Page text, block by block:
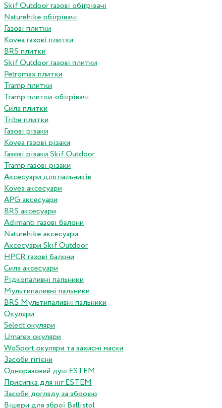
Skif Outdoor газові обігрівачі
Naturehike обігрівачі
Газові плитки
Kovea газові плитки
BRS плитки
Skif Outdoor газові плитки
Petromax плитки
Tramp плитки
Tramp плитки-обігрівачі
Сила плитки
Tribe плитки
Газові різаки
Kovea газові різаки
Газові різаки Skif Outdoor
Tramp газові різаки
Аксесуари для пальників
Kovea аксесуари
APG аксесуари
BRS аксесуари
Adimanti газові балони
Naturehike аксесуари
Аксесуари Skif Outdoor
HPCR газові балони
Сила аксесуари
Рідкопаливні пальники
Мультипаливні пальники
BRS Мультипаливні пальники
Окуляри
Select окуляри
Umarex окуляри
WoSport окуляри та захисні маски
Засоби гігієни
Одноразовий душ ESTEM
Присипка для ніг ESTEM
Засоби догляду за зброєю
Вішери для зброї Ballistol